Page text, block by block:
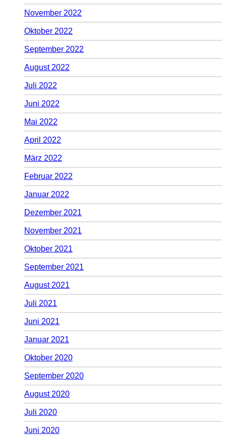
November 2022
Oktober 2022
September 2022
August 2022
Juli 2022
Juni 2022
Mai 2022
April 2022
März 2022
Februar 2022
Januar 2022
Dezember 2021
November 2021
Oktober 2021
September 2021
August 2021
Juli 2021
Juni 2021
Januar 2021
Oktober 2020
September 2020
August 2020
Juli 2020
Juni 2020